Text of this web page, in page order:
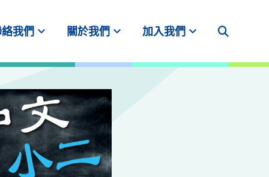
我們 expand_more 關於我們 expand_more 加入我們 expand_more